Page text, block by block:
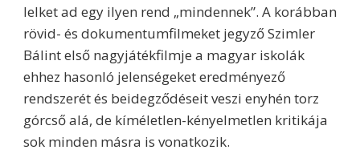
lelket ad egy ilyen rend „mindennek”. A korábban
rövid- és dokumentumfilmeket jegyző Szimler
Bálint első nagyjátékfilmje a magyar iskolák
ehhez hasonló jelenségeket eredményező
rendszerét és beidegződéseit veszi enyhén torz
górcső alá, de kíméletlen-kényelmetlen kritikája
sok minden másra is vonatkozik.